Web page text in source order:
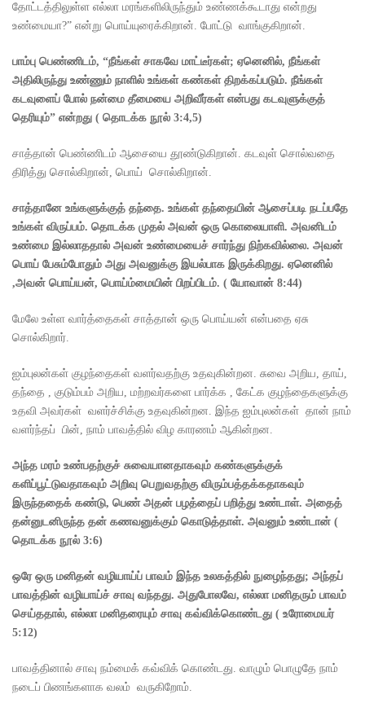
தோட்டத்திலுள்ள எல்லா மரங்களிலிருந்தும் உண்ணக்கூடாது என்றது
உண்மையா?” என்று பொய்யுரைக்கிறான். போட்டு வாங்குகிறான்.
பாம்பு பெண்ணிடம், “நீங்கள் சாகவே மாட்டீர்கள்; ஏனெனில், நீங்கள்
அதிலிருந்து உண்ணும் நாளில் உங்கள் கண்கள் திறக்கப்படும். நீங்கள்
கடவுளைப் போல் நன்மை தீமையை அறிவீர்கள் என்பது கடவுளுக்குத்
தெரியும்” என்றது ( தொடக்க நூல் 3:4,5)
சாத்தான் பெண்ணிடம் ஆசையை தூண்டுகிறான். கடவுள் சொல்வதை
திரித்து சொல்கிறான், பொய் சொல்கிறான்.
சாத்தானே உங்களுக்குத் தந்தை. உங்கள் தந்தையின் ஆசைப்படி நடப்பதே
உங்கள் விருப்பம். தொடக்க முதல் அவன் ஒரு கொலையாளி. அவனிடம்
உண்மை இல்லாததால் அவன் உண்மையைச் சார்ந்து நிற்கவில்லை. அவன்
பொய் பேசும்போதும் அது அவனுக்கு இயல்பாக இருக்கிறது. ஏனெனில்
,அவன் பொய்யன், பொய்ம்மையின் பிறப்பிடம். ( யோவான் 8:44)
மேலே உள்ள வார்த்தைகள் சாத்தான் ஒரு பொய்யன் என்பதை ஏசு
சொல்கிறார்.
ஐம்புலன்கள் குழந்தைகள் வளர்வதற்கு உதவுகின்றன. சுவை அறிய, தாய்,
தந்தை , குடும்பம் அறிய, மற்றவர்களை பார்க்க , கேட்க குழந்தைகளுக்கு
உதவி அவர்கள் வளர்ச்சிக்கு உதவுகின்றன. இந்த ஐம்புலன்கள் தான் நாம்
வளர்ந்தப் பின், நாம் பாவத்தில் விழ காரணம் ஆகின்றன.
அந்த மரம் உண்பதற்குச் சுவையானதாகவும் கண்களுக்குக்
களிப்பூட்டுவதாகவும் அறிவு பெறுவதற்கு விரும்பத்தக்கதாகவும்
இருந்ததைக் கண்டு, பெண் அதன் பழத்தைப் பறித்து உண்டாள். அதைத்
தன்னுடனிருந்த தன் கணவனுக்கும் கொடுத்தாள். அவனும் உண்டான் (
தொடக்க நூல் 3:6)
ஒரே ஒரு மனிதன் வழியாய்ப் பாவம் இந்த உலகத்தில் நுழைந்தது; அந்தப்
பாவத்தின் வழியாய்ச் சாவு வந்தது. அதுபோலவே, எல்லா மனிதரும் பாவம்
செய்ததால், எல்லா மனிதரையும் சாவு கவ்விக்கொண்டது ( உரோமையர்
5:12)
பாவத்தினால் சாவு நம்மைக் கவ்விக் கொண்டது. வாழும் பொழுதே நாம்
நடைப் பிணங்களாக வலம் வருகிறோம்.